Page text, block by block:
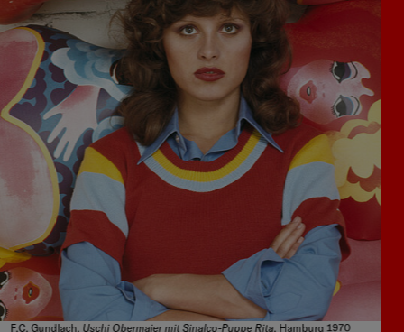
F.C. Gundlach, Uschi Obermaier mit Sinalco-Puppe Rita, Hamburg 1970